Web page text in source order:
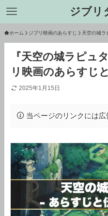
ジブリ
ホーム ジブリ映画のあらすじ 天空の城ラ
『天空の城ラピュ
リ映画のあらすじ
2025年1月15日
当ページのリンクには広